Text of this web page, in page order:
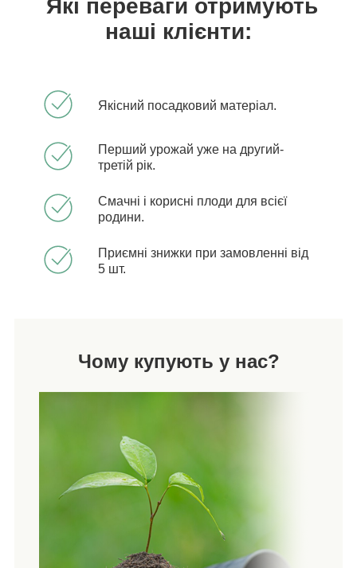
Які переваги отримують
наші клієнти:
Якісний посадковий матеріал.
Перший урожай уже на другий-
третій рік.
Смачні і корисні плоди для всієї
родини.
Приємні знижки при замовленні від
5 шт.
Чому купують у нас?